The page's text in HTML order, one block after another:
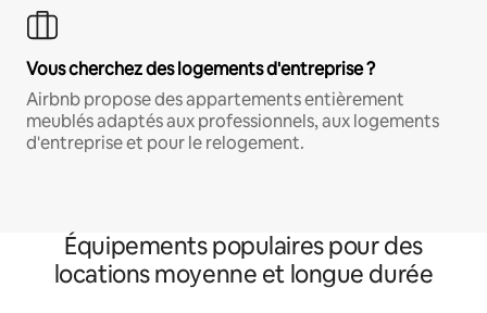
Vous cherchez des logements d'entreprise ?
Airbnb propose des appartements entièrement
meublés adaptés aux professionnels, aux logements
d'entreprise et pour le relogement.
Équipements populaires pour des
locations moyenne et longue durée